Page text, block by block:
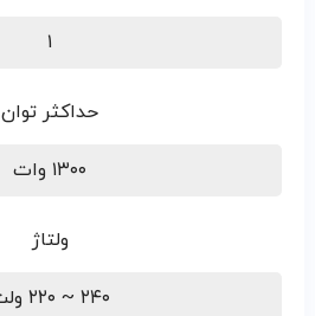
۱
حداکثر توان
۱۳۰۰ وات
ولتاژ
۲۴۰ ~ ۲۲۰ ولت